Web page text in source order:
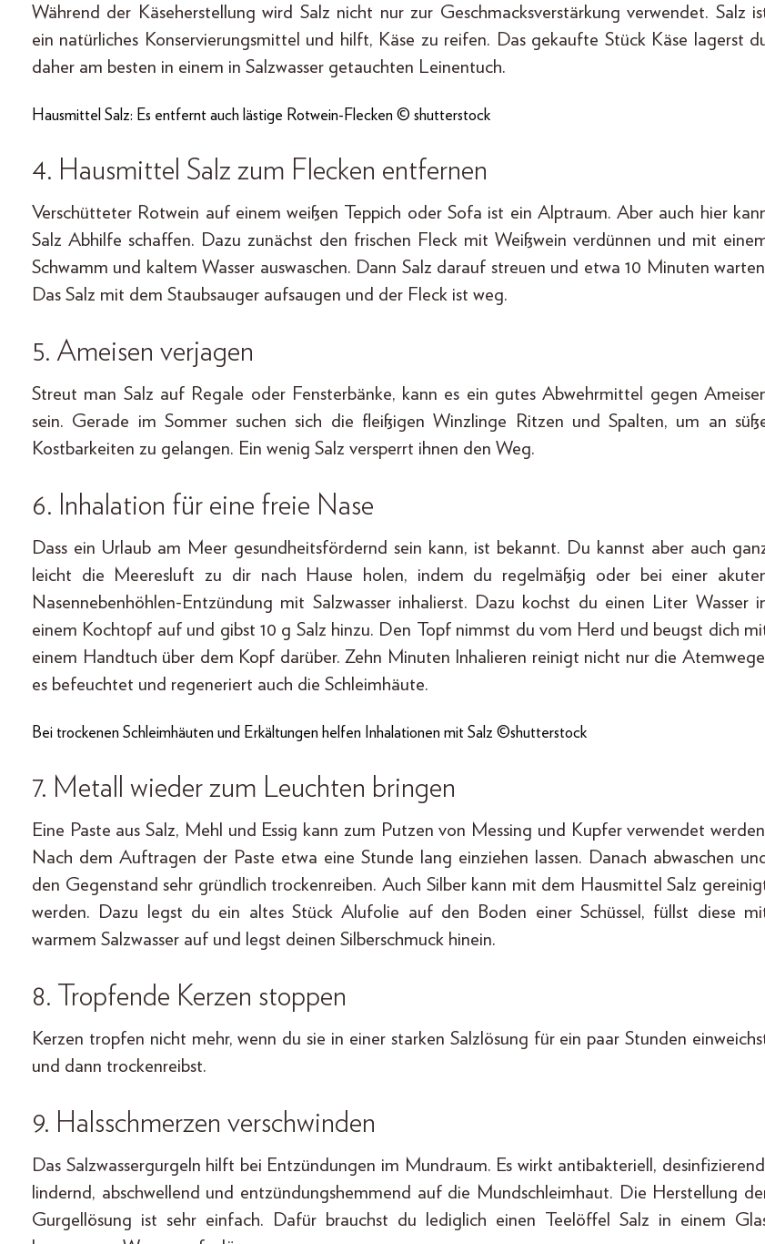
Während der Käseherstellung wird Salz nicht nur zur Geschmacksverstärkung verwendet. Salz
ein natürliches Konservierungsmittel und hilft, Käse zu reifen. Das gekaufte Stück Käse lagerst
daher am besten in einem in Salzwasser getauchten Leinentuch.
Hausmittel Salz: Es entfernt auch lästige Rotwein-Flecken © shutterstock
4. Hausmittel Salz zum Flecken entfernen
Verschütteter Rotwein auf einem weißen Teppich oder Sofa ist ein Alptraum. Aber auch hier
Salz Abhilfe schaffen. Dazu zunächst den frischen Fleck mit Weißwein verdünnen und mit
Schwamm und kaltem Wasser auswaschen. Dann Salz darauf streuen und etwa 10 Minuten
Das Salz mit dem Staubsauger aufsaugen und der Fleck ist weg.
5. Ameisen verjagen
Streut man Salz auf Regale oder Fensterbänke, kann es ein gutes Abwehrmittel gegen
sein. Gerade im Sommer suchen sich die fleißigen Winzlinge Ritzen und Spalten, um an
Kostbarkeiten zu gelangen. Ein wenig Salz versperrt ihnen den Weg.
6. Inhalation für eine freie Nase
Dass ein Urlaub am Meer gesundheitsfördernd sein kann, ist bekannt. Du kannst aber auch
leicht die Meeresluft zu dir nach Hause holen, indem du regelmäßig oder bei einer
Nasennebenhöhlen-Entzündung mit Salzwasser inhalierst. Dazu kochst du einen Liter Wasser
einem Kochtopf auf und gibst 10 g Salz hinzu. Den Topf nimmst du vom Herd und beugst dich
einem Handtuch über dem Kopf darüber. Zehn Minuten Inhalieren reinigt nicht nur die
es befeuchtet und regeneriert auch die Schleimhäute.
Bei trockenen Schleimhäuten und Erkältungen helfen Inhalationen mit Salz ©shutterstock
7. Metall wieder zum Leuchten bringen
Eine Paste aus Salz, Mehl und Essig kann zum Putzen von Messing und Kupfer verwendet
Nach dem Auftragen der Paste etwa eine Stunde lang einziehen lassen. Danach abwaschen und
den Gegenstand sehr gründlich trockenreiben. Auch Silber kann mit dem Hausmittel Salz
werden. Dazu legst du ein altes Stück Alufolie auf den Boden einer Schüssel, füllst diese
warmem Salzwasser auf und legst deinen Silberschmuck hinein.
8. Tropfende Kerzen stoppen
Kerzen tropfen nicht mehr, wenn du sie in einer starken Salzlösung für ein paar Stunden
und dann trockenreibst.
9. Halsschmerzen verschwinden
Das Salzwassergurgeln hilft bei Entzündungen im Mundraum. Es wirkt antibakteriell,
lindernd, abschwellend und entzündungshemmend auf die Mundschleimhaut. Die Herstellung
Gurgellösung ist sehr einfach. Dafür brauchst du lediglich einen Teelöffel Salz in einem